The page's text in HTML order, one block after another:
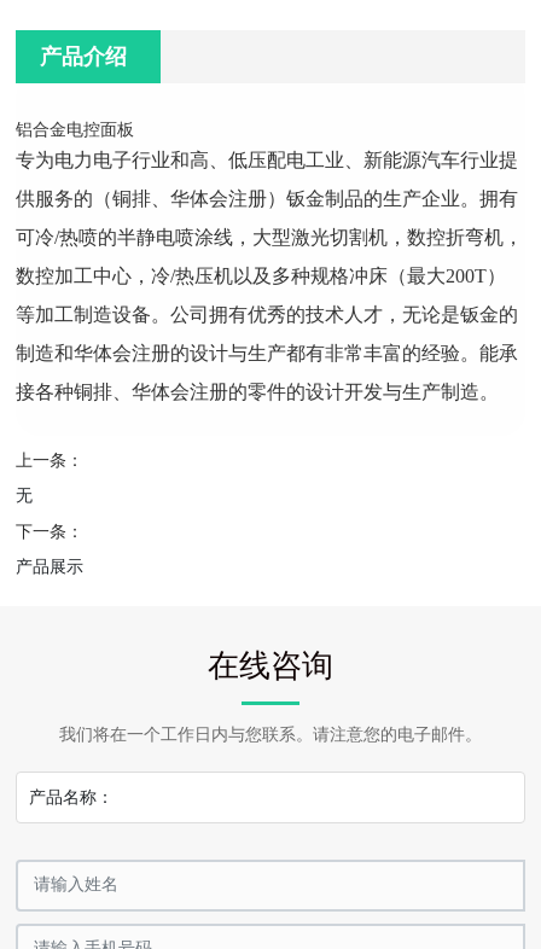
产品介绍
铝合金电控面板
专为电力电子行业和高、低压配电工业、新能源汽车行业提
供服务的（铜排、华体会注册）钣金制品的生产企业。拥有
可冷/热喷的半静电喷涂线，大型激光切割机，数控折弯机，
数控加工中心，冷/热压机以及多种规格冲床（最大200T）
等加工制造设备。公司拥有优秀的技术人才，无论是钣金的
制造和华体会注册的设计与生产都有非常丰富的经验。能承
接各种铜排、华体会注册的零件的设计开发与生产制造。
上一条：
无
下一条：
产品展示
在线咨询
我们将在一个工作日内与您联系。请注意您的电子邮件。
产品名称：